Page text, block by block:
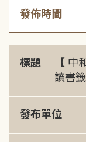
發佈時間
標題
【 中
讀書
發布單位